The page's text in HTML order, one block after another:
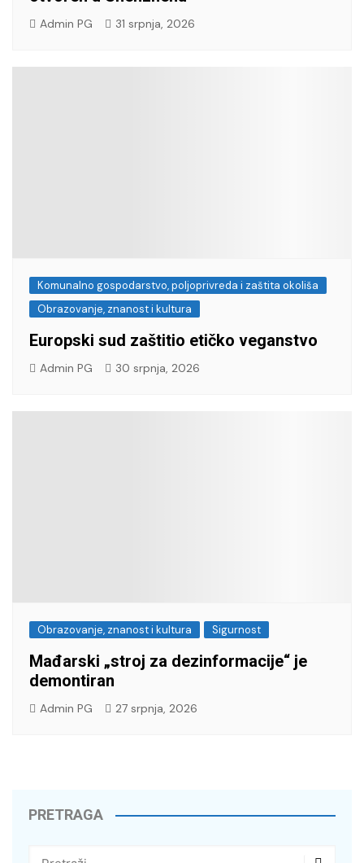
Admin PG 31 srpnja, 2026
Komunalno gospodarstvo, poljoprivreda i zaštita okoliša
Obrazovanje, znanost i kultura
Europski sud zaštitio etičko veganstvo
Admin PG 30 srpnja, 2026
Obrazovanje, znanost i kultura Sigurnost
Mađarski „stroj za dezinformacije“ je
demontiran
Admin PG 27 srpnja, 2026
PRETRAGA